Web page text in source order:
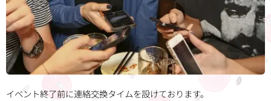
イベント終了前に連絡交換タイムを設けております。💑